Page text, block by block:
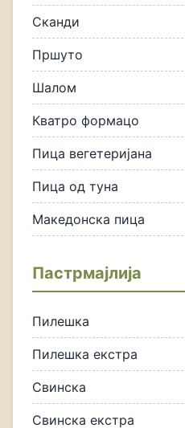
Сканди
Пршуто
Шалом
Кватро формацо
Пица вегетеријана
Пица од туна
Македонска пица
Пастрмајлија
Пилешка
Пилешка екстра
Свинска
Свинска екстра